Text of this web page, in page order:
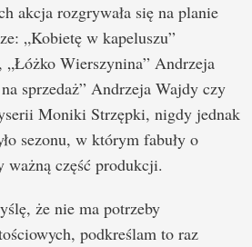
akcja rozgrywała się na planie
„Kobietę w kapeluszu”
„Łóżko Wierszynina” Andrzeja
sprzedaż” Andrzeja Wajdy czy
Moniki Strzępki, nigdy jednak
sezonu, w którym fabuły o
ważną część produkcji.
że nie ma potrzeby
podkreślam to raz